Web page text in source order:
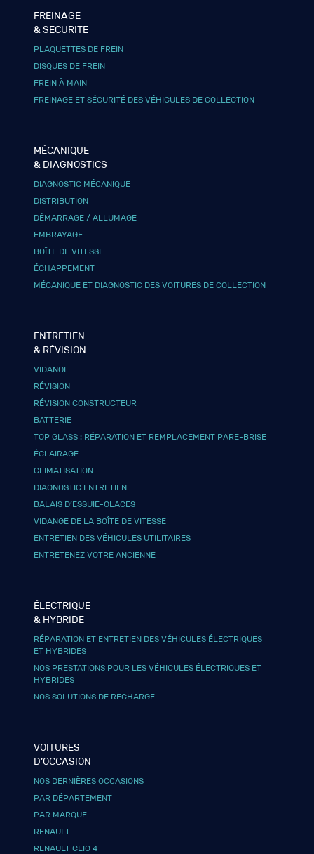
FREINAGE
& SÉCURITÉ
PLAQUETTES DE FREIN
DISQUES DE FREIN
FREIN À MAIN
FREINAGE ET SÉCURITÉ DES VÉHICULES DE COLLECTION
MÉCANIQUE
& DIAGNOSTICS
DIAGNOSTIC MÉCANIQUE
DISTRIBUTION
DÉMARRAGE / ALLUMAGE
EMBRAYAGE
BOÎTE DE VITESSE
ÉCHAPPEMENT
MÉCANIQUE ET DIAGNOSTIC DES VOITURES DE COLLECTION
ENTRETIEN
& RÉVISION
VIDANGE
RÉVISION
RÉVISION CONSTRUCTEUR
BATTERIE
TOP GLASS : RÉPARATION ET REMPLACEMENT PARE-BRISE
ÉCLAIRAGE
CLIMATISATION
DIAGNOSTIC ENTRETIEN
BALAIS D’ESSUIE-GLACES
VIDANGE DE LA BOÎTE DE VITESSE
ENTRETIEN DES VÉHICULES UTILITAIRES
ENTRETENEZ VOTRE ANCIENNE
ÉLECTRIQUE
& HYBRIDE
RÉPARATION ET ENTRETIEN DES VÉHICULES ÉLECTRIQUES
ET HYBRIDES
NOS PRESTATIONS POUR LES VÉHICULES ÉLECTRIQUES ET
HYBRIDES
NOS SOLUTIONS DE RECHARGE
VOITURES
D’OCCASION
NOS DERNIÈRES OCCASIONS
PAR DÉPARTEMENT
PAR MARQUE
RENAULT
RENAULT CLIO 4